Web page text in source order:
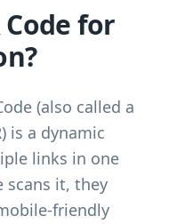
Code for
(also called a
is a dynamic
links in one
scans it, they
friendly